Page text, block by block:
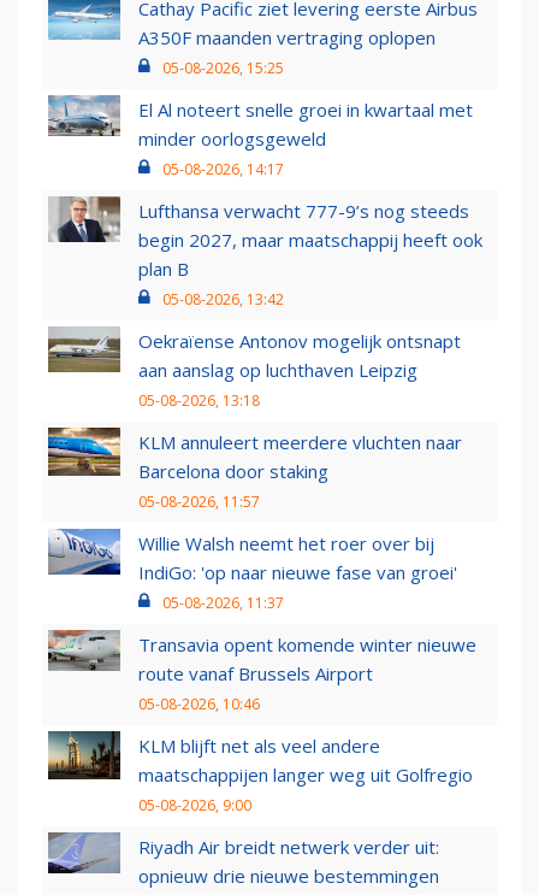
Cathay Pacific ziet levering eerste Airbus
A350F maanden vertraging oplopen
05-08-2026, 15:25
El Al noteert snelle groei in kwartaal met
minder oorlogsgeweld
05-08-2026, 14:17
Lufthansa verwacht 777-9’s nog steeds
begin 2027, maar maatschappij heeft ook
plan B
05-08-2026, 13:42
Oekraïense Antonov mogelijk ontsnapt
aan aanslag op luchthaven Leipzig
05-08-2026, 13:18
KLM annuleert meerdere vluchten naar
Barcelona door staking
05-08-2026, 11:57
Willie Walsh neemt het roer over bij
IndiGo: 'op naar nieuwe fase van groei'
05-08-2026, 11:37
Transavia opent komende winter nieuwe
route vanaf Brussels Airport
05-08-2026, 10:46
KLM blijft net als veel andere
maatschappijen langer weg uit Golfregio
05-08-2026, 9:00
Riyadh Air breidt netwerk verder uit:
opnieuw drie nieuwe bestemmingen